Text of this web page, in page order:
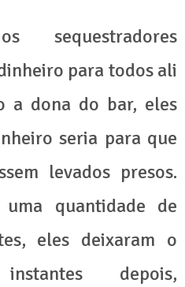
sequestradores
para todos ali
a dona do bar, eles
seria para que
levados presos.
uma quantidade de
eles deixaram o
instantes depois,